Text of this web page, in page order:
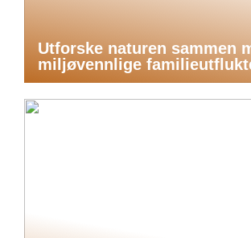
Utforske naturen sammen
miljøvennlige